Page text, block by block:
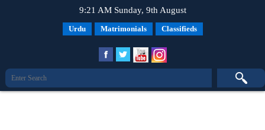
9:21 AM Sunday, 9th August
Urdu Matrimonials Classifieds